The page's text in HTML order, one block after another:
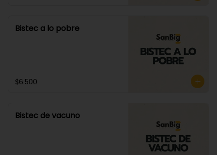
Bistec a lo pobre
$6.500
Bistec de vacuno